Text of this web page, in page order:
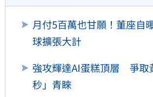
月付5百萬也甘願！董座自
球擴張大計
強攻輝達AI蛋糕頂層 爭取
秒」青睞